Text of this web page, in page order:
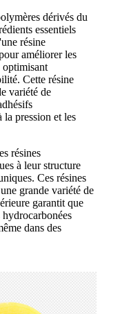
dérivés du
essentiels
résine
améliorer les
optimisant
Cette résine
variété de
la pression et les
résines
à leur structure
Ces résines
grande variété de
garantit que
hydrocarbonées
dans des